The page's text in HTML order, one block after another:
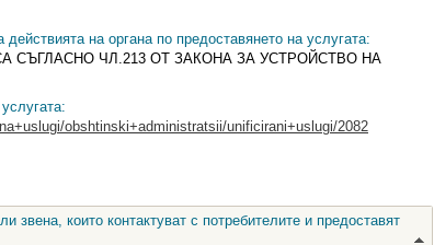
на органа по предоставянето на услугата:
СЪГЛАСНО ЧЛ.213 ОТ ЗАКОНА ЗА УСТРОЙСТВО НА
obshtinski+administratsii/unificirani+uslugi/2082
звена, които контактуват с потребителите и предоставят